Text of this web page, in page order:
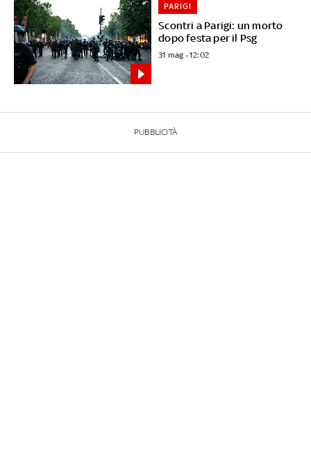
Scontri a Parigi: un morto
dopo festa per il Psg
PARIGI
31 mag - 12:02
PUBBLICITÀ